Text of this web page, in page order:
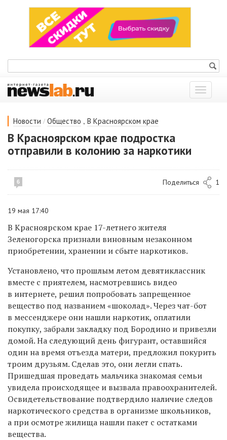
Показать
меню
Новости / Общество , В Красноярском крае
В Красноярском крае подростка
отправили в колонию за наркотики
6 Поделиться 1
19 мая 17:40
В Красноярском крае 17-летнего жителя
Зеленогорска признали виновным незаконном
приобретении, хранении и сбыте наркотиков.
Установлено, что прошлым летом девятиклассник
вместе с приятелем, насмотревшись видео
в интернете, решил попробовать запрещенное
вещество под названием «шоколад». Через чат-бот
в мессенджере они нашли наркотик, оплатили
покупку, забрали закладку под Бородино и привезли
домой. На следующий день фигурант, оставшийся
один на время отъезда матери, предложил покурить
троим друзьям. Сделав это, они легли спать.
Пришедшая проведать мальчика знакомая семьи
увидела происходящее и вызвала правоохранителей.
Освидетельствование подтвердило наличие следов
наркотического средства в организме школьников,
а при осмотре жилища нашли пакет с остатками
вещества.